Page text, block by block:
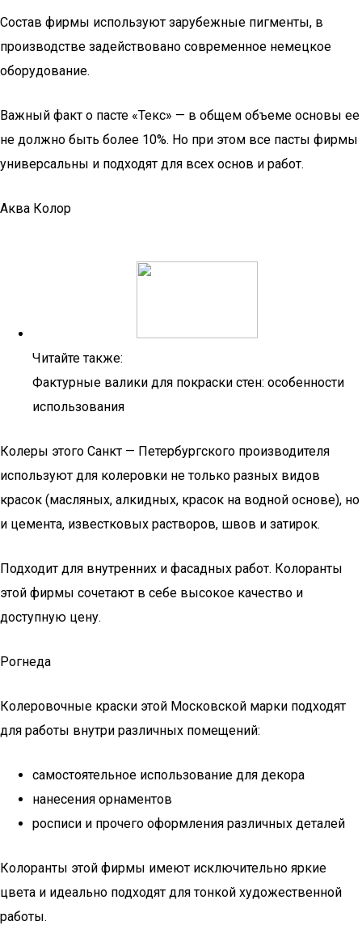
Состав фирмы используют зарубежные пигменты, в
производстве задействовано современное немецкое
оборудование.
Важный факт о пасте «Текс» — в общем объеме основы ее
не должно быть более 10%. Но при этом все пасты фирмы
универсальны и подходят для всех основ и работ.
Аква Колор
Читайте также:
Фактурные валики для покраски стен: особенности
использования
Колеры этого Санкт — Петербургского производителя
используют для колеровки не только разных видов
красок (масляных, алкидных, красок на водной основе), но
и цемента, известковых растворов, швов и затирок.
Подходит для внутренних и фасадных работ. Колоранты
этой фирмы сочетают в себе высокое качество и
доступную цену.
Рогнеда
Колеровочные краски этой Московской марки подходят
для работы внутри различных помещений:
самостоятельное использование для декора
нанесения орнаментов
росписи и прочего оформления различных деталей
Колоранты этой фирмы имеют исключительно яркие
цвета и идеально подходят для тонкой художественной
работы.